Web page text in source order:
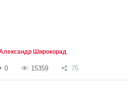
Широкорад
0 15359 75